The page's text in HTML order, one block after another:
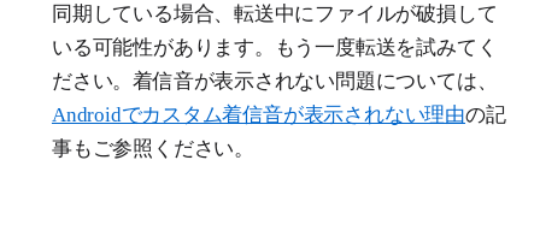
同期している場合、転送中にファイルが破損して
いる可能性があります。もう一度転送を試みてく
ださい。着信音が表示されない問題については、
Androidでカスタム着信音が表示されない理由の記
事もご参照ください。